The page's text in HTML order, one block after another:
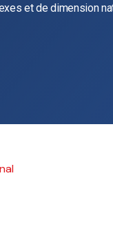
et de dimension